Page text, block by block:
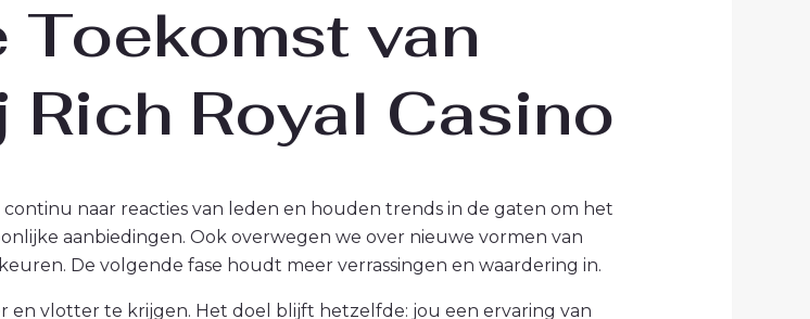
Toekomst van
Royal Casino
naar reacties van leden en houden trends in de gaten om het
aanbiedingen. Ook overwegen we over nieuwe vormen van
De volgende fase houdt meer verrassingen en waardering in.
en vlotter te krijgen. Het doel blijft hetzelfde: jou een ervaring van